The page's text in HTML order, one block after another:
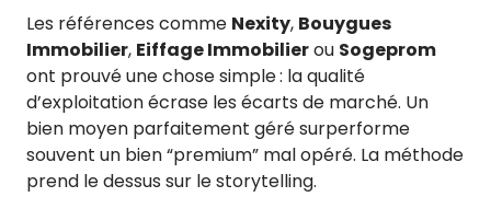
Les références comme Nexity, Bouygues
Immobilier, Eiffage Immobilierou Sogeprom
ont prouvé une chose simple : la qualité
d’exploitation écrase les écarts de marché. Un
bien moyen parfaitement géré surperforme
souvent un bien “premium” mal opéré. La méthode
prend le dessus sur le storytelling.